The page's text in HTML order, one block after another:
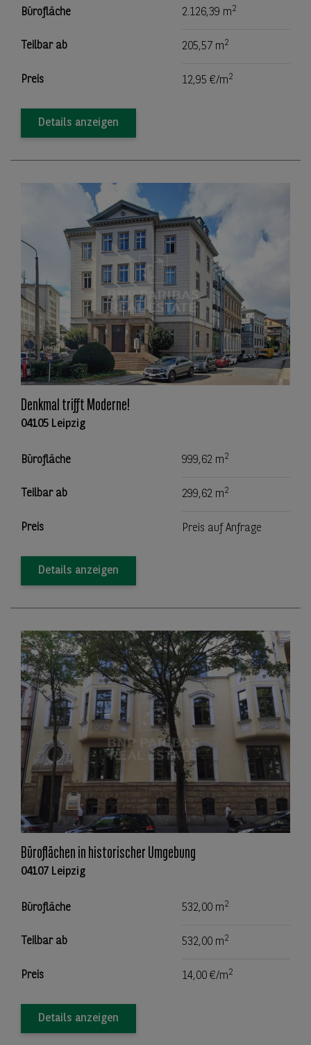
Bürofläche 2.126,39 m2
Teilbar ab 205,57 m2
Preis 12,95 €/m2
Details anzeigen
Denkmal trifft Moderne!
04105 Leipzig
Bürofläche 999,62 m2
Teilbar ab 299,62 m2
Preis Preis auf Anfrage
Details anzeigen
Büroflächen in historischer Umgebung
04107 Leipzig
Bürofläche 532,00 m2
Teilbar ab 532,00 m2
Preis 14,00 €/m2
Details anzeigen